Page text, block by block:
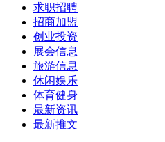
求职招聘
招商加盟
创业投资
展会信息
旅游信息
休闲娱乐
体育健身
最新资讯
最新推文